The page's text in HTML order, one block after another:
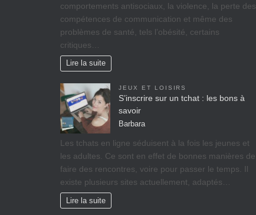
comportements antisociaux, la violence, la perte des
compétences de communication et même des
problèmes de santé, tels l’obésité, certains
critiques…
Lire la suite
JEUX ET LOISIRS
S’inscrire sur un tchat : les bons à
savoir
Barbara
Les tchats en ligne séduisent à la fois les jeunes et
les adultes. Ce sont en effet de bonnes manières de
faire des rencontres, voire pour passer le temps. Il
existe plusieurs sites actuellement, adaptés…
Lire la suite